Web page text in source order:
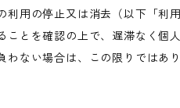
用の停止又は消去（以下「
とを確認の上で、遅滞なく
ない場合は、この限りではあり